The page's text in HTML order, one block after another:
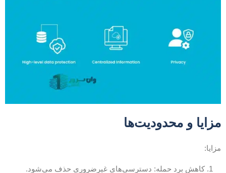
و محدودیت‌ها
کاهش برد حمله: دسترسی‌های غیرضروری حذف می‌شود.